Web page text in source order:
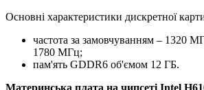
Основні характеристики дискретної
частота за замовчуванням – 1320
1780 МГц;
пам'ять GDDR6 об'ємом 12 ГБ.
Материнська плата на чипсеті Intel